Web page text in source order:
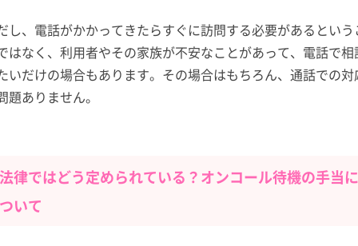
し、電話がかかってきたらすぐに訪問する必要があるという
はなく、利用者やその家族が不安なことがあって、電話で相
いだけの場合もあります。その場合はもちろん、通話での対
題ありません。
律ではどう定められている？オンコール待機の手当に
いて